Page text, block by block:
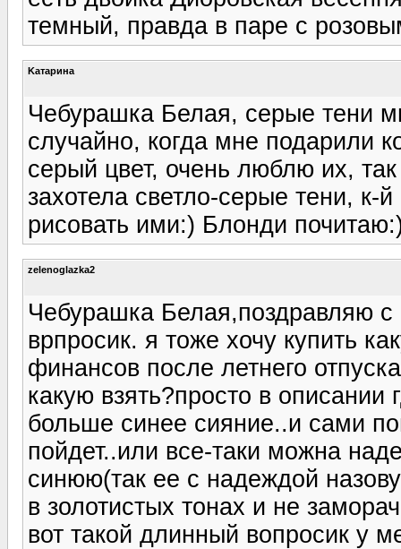
темный, правда в паре с
Kатарина
Чебурашка Белая, серые тени
случайно, когда мне подарили
серый цвет, очень люблю их,
захотела светло-серые тени, к-
рисовать ими:) Блонди
zelenoglazka2
Чебурашка Белая,поздравляю
врпросик. я тоже хочу купить
финансов после летнего
какую взять?просто в описании
больше синее сияние..и сами
пойдет..или все-таки можна
синюю(так ее с надеждой
в золотистых тонах и не
вот такой длинный вопросик у